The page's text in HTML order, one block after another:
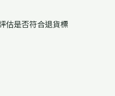
估是否符合退貨標